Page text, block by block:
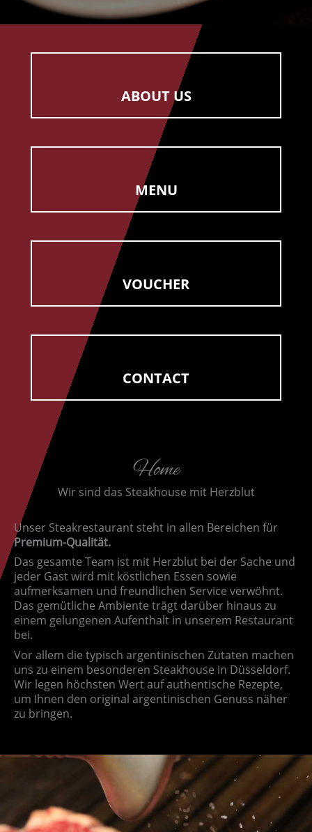
ABOUT US
MENU
VOUCHER
CONTACT
Home
Wir sind das Steakhouse mit Herzblut
Unser Steakrestaurant steht in allen Bereichen für
Premium-Qualität.
Das gesamte Team ist mit Herzblut bei der Sache und
jeder Gast wird mit köstlichen Essen sowie
aufmerksamen und freundlichen Service verwöhnt.
Das gemütliche Ambiente trägt darüber hinaus zu
einem gelungenen Aufenthalt in unserem Restaurant
bei.
Vor allem die typisch argentinischen Zutaten machen
uns zu einem besonderen Steakhouse in Düsseldorf.
Wir legen höchsten Wert auf authentische Rezepte,
um Ihnen den original argentinischen Genuss näher
zu bringen.